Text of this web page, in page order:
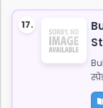
17.